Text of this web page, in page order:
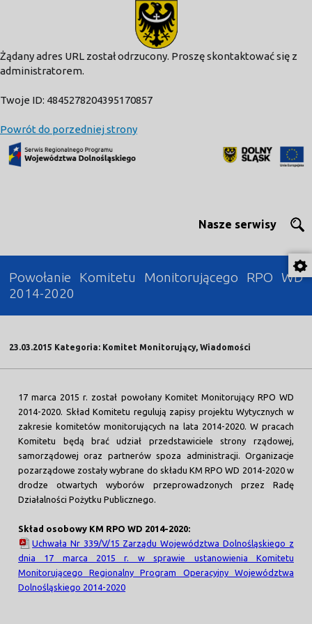
Żądany adres URL został odrzucony. Proszę skontaktować się z
administratorem.
Twoje ID: 4845278204395170857
Powrót do porzedniej strony
Nasze serwisy
Powołanie Komitetu Monitorującego RPO WD
2014-2020
23.03.2015 Kategoria: Komitet Monitorujący, Wiadomości
17 marca 2015 r. został powołany Komitet Monitorujący RPO WD
2014-2020. Skład Komitetu regulują zapisy projektu Wytycznych w
zakresie komitetów monitorujących na lata 2014-2020. W pracach
Komitetu będą brać udział przedstawiciele strony rządowej,
samorządowej oraz partnerów spoza administracji. Organizacje
pozarządowe zostały wybrane do składu KM RPO WD 2014-2020 w
drodze otwartych wyborów przeprowadzonych przez Radę
Działalności Pożytku Publicznego.
Skład osobowy KM RPO WD 2014-2020:
Uchwała Nr 339/V/15 Zarządu Województwa Dolnośląskiego z
dnia 17 marca 2015 r. w sprawie ustanowienia Komitetu
Monitorującego Regionalny Program Operacyjny Województwa
Dolnośląskiego 2014-2020
modal-check